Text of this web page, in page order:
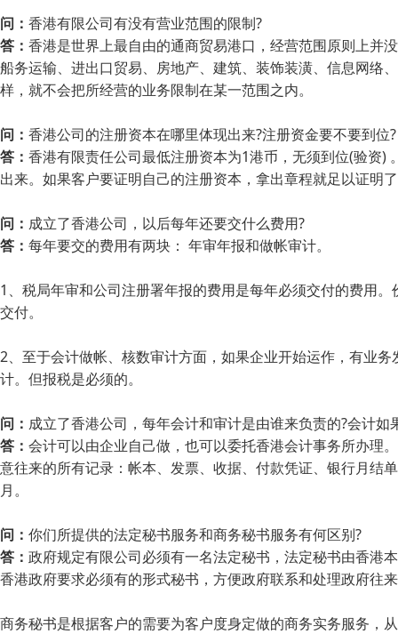
问： 香港有限公司有没有营业范围的限制?
答： 香港是世界上最自由的通商贸易港口，经营范围原则上并
船务运输、进出口贸易、房地产、建筑、装饰装潢、信息网络
样，就不会把所经营的业务限制在某一范围之内。
问： 香港公司的注册资本在哪里体现出来?注册资金要不要到位?
答： 香港有限责任公司最低注册资本为1港币，无须到位(验资
出来。如果客户要证明自己的注册资本，拿出章程就足以证明
问： 成立了香港公司，以后每年还要交什么费用?
答： 每年要交的费用有两块： 年审年报和做帐审计。
1、税局年审和公司注册署年报的费用是每年必须交付的费用
交付。
2、至于会计做帐、核数审计方面，如果企业开始运作，有业
计。但报税是必须的。
问： 成立了香港公司，每年会计和审计是由谁来负责的?会计
答： 会计可以由企业自己做，也可以委托香港会计事务所办理
意往来的所有记录：帐本、发票、收据、付款凭证、银行月结
月。
问： 你们所提供的法定秘书服务和商务秘书服务有何区别?
答： 政府规定有限公司必须有一名法定秘书，法定秘书由香港
香港政府要求必须有的形式秘书，方便政府联系和处理政府往
商务秘书是根据客户的需要为客户度身定做的商务实务服务，